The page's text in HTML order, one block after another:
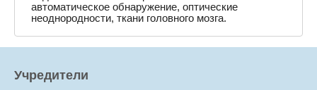
автоматическое обнаружение, оптические
неоднородности, ткани головного мозга.
Учредители